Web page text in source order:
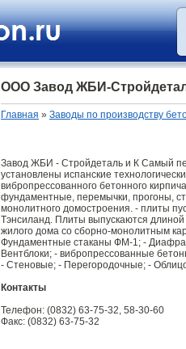
ООО Завод ЖБИ-
Главная » Заводы по производству
Завод ЖБИ - Стройдеталь и К Самый
установлены испанские
вибропрессованного бетонного
фундаментные, перемычки, прогоны,
монолитного домостроения. - плиты
Тэнсиланд. Плиты выпускаются
жилого дома со сборно-монолитным
Фундаментные стаканы ФМ-1; -
Вентблоки; - вибропрессованные
- Стеновые; - Перегородочные; -
Контакты
Телефон: (0832) 63-75-32, 58-30-60
Факс: (0832) 63-75-32